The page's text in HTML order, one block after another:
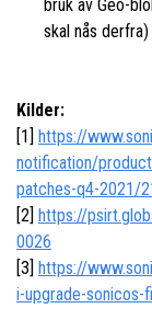
bruk av Geo-
skal nås
Kilder:
[1] https://
notification/
patches-q4-2021/
[2] https://
0026
[3] https://
i-upgrade-